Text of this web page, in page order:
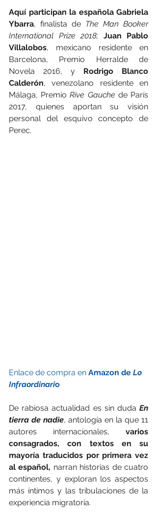
Aquí participan la española Gabriela
Ybarra, finalista de The Man Booker
International Prize 2018; Juan Pablo
Villalobos, mexicano residente en
Barcelona, Premio Herralde de
Novela 2016, y Rodrigo Blanco
Calderón, venezolano residente en
Málaga, Premio Rive Gauche de París
2017, quienes aportan su visión
personal del esquivo concepto de
Perec.
Enlace de compra en Amazon de Lo
Infraordinario
De rabiosa actualidad es sin duda En
tierra de nadie, antología en la que 11
autores internacionales, varios
consagrados, con textos en su
mayoría traducidos por primera vez
al español, narran historias de cuatro
continentes, y exploran los aspectos
más íntimos y las tribulaciones de la
experiencia migratoria.